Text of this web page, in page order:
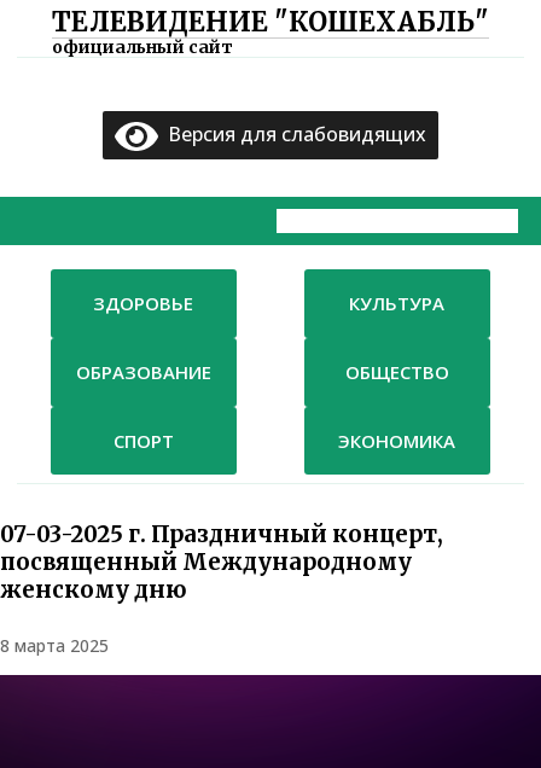
ТЕЛЕВИДЕНИЕ "КОШЕХАБЛЬ"
официальный сайт
Версия для слабовидящих
Документы
Контакты
ЗДОРОВЬЕ КУЛЬТУРА
ОБРАЗОВАНИЕ ОБЩЕСТВО
СПОРТ ЭКОНОМИКА
07-03-2025 г. Праздничный концерт,
посвященный Международному
женскому дню
8 марта 2025